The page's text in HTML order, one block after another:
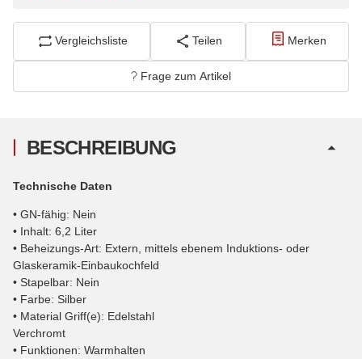
Vergleichsliste Teilen Merken
Frage zum Artikel
BESCHREIBUNG
Technische Daten
• GN-fähig: Nein
• Inhalt: 6,2 Liter
• Beheizungs-Art: Extern, mittels ebenem Induktions- oder
Glaskeramik-Einbaukochfeld
• Stapelbar: Nein
• Farbe: Silber
• Material Griff(e): Edelstahl
Verchromt
• Funktionen: Warmhalten